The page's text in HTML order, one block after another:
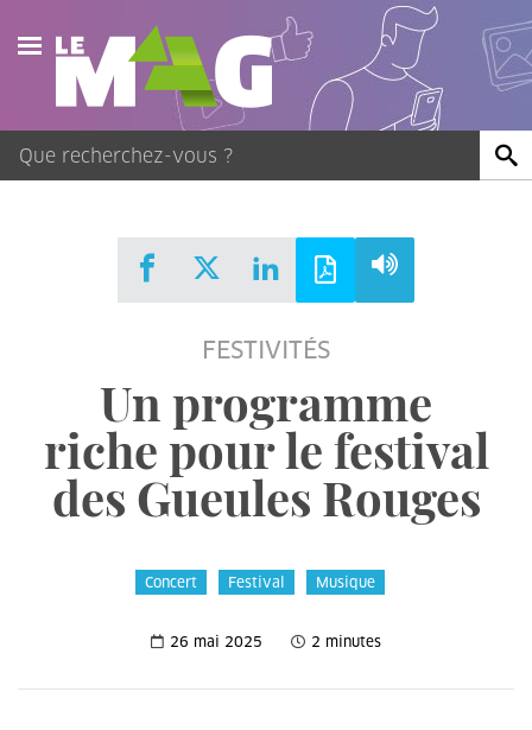
Actualités
Agenda
Publications
FESTIVITÉS
Un programme
riche pour le festival
des Gueules Rouges
Concert Festival Musique
26 mai 2025 2 minutes